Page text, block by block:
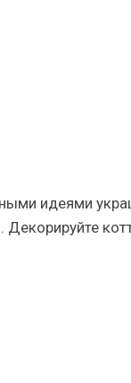
идеями
Декорируйте